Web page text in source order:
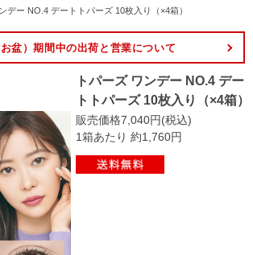
デー NO.4 デートトパーズ 10枚入り（×4箱）
盆）期間中の出荷と営業について
トパーズ ワンデー NO.4 デー
トトパーズ 10枚入り（×4箱）
販売価格7,040円(税込)
1箱あたり 約1,760円